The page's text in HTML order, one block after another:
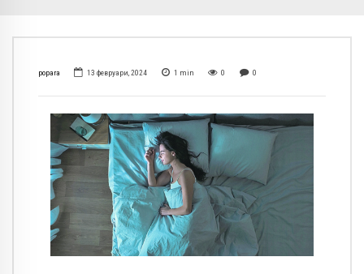
popara 13 февруари, 2024 1 min 0 0